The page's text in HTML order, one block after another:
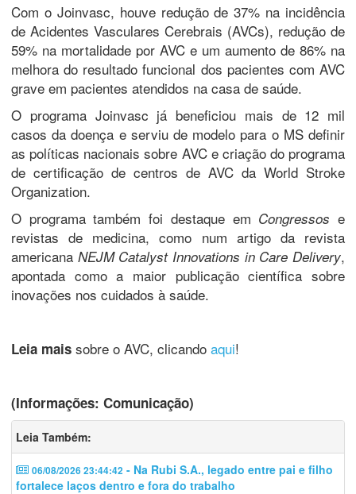
Com o Joinvasc, houve redução de 37% na incidência
de Acidentes Vasculares Cerebrais (AVCs), redução de
59% na mortalidade por AVC e um aumento de 86% na
melhora do resultado funcional dos pacientes com AVC
grave em pacientes atendidos na casa de saúde.
O programa Joinvasc já beneficiou mais de 12 mil
casos da doença e serviu de modelo para o MS definir
as políticas nacionais sobre AVC e criação do programa
de certificação de centros de AVC da World Stroke
Organization.
O programa também foi destaque em Congressos e
revistas de medicina, como num artigo da revista
americana NEJM Catalyst Innovations in Care Delivery,
apontada como a maior publicação científica sobre
inovações nos cuidados à saúde.
Leia mais sobre o AVC, clicando aqui!
(Informações: Comunicação)
Leia Também:
06/08/2026 23:44:42 - Na Rubi S.A., legado entre pai e filho
fortalece laços dentro e fora do trabalho